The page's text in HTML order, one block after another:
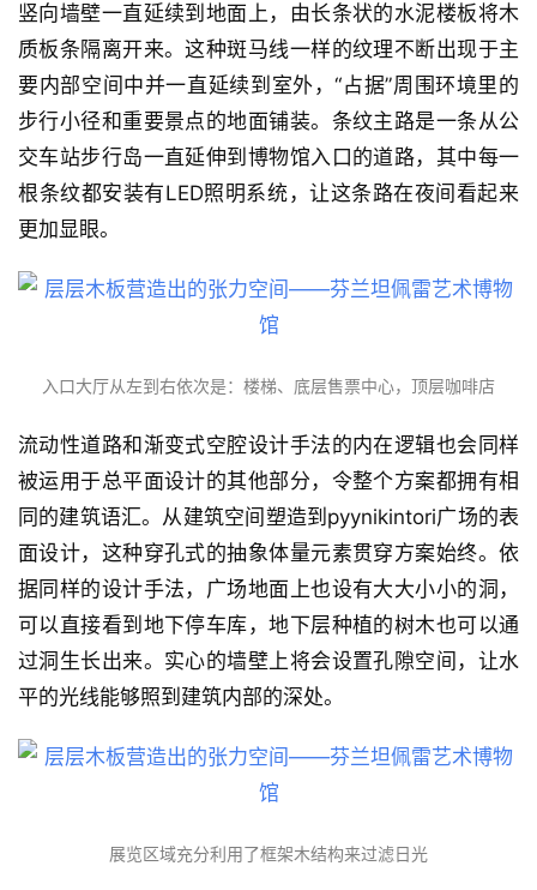
城
市
与
景
观
筑
极
速
工
作
流
登录 注册
竖向墙壁一直延续到地面上，由长条状的水泥楼板将木
质板条隔离开来。这种斑马线一样的纹理不断出现于主
要内部空间中并一直延续到室外，“占据”周围环境里的
步行小径和重要景点的地面铺装。条纹主路是一条从公
交车站步行岛一直延伸到博物馆入口的道路，其中每一
根条纹都安装有LED照明系统，让这条路在夜间看起来
更加显眼。
入口大厅从左到右依次是：楼梯、底层售票中心，顶层咖啡店
流动性道路和渐变式空腔设计手法的内在逻辑也会同样
被运用于总平面设计的其他部分，令整个方案都拥有相
同的建筑语汇。从建筑空间塑造到pyynikintori广场的表
面设计，这种穿孔式的抽象体量元素贯穿方案始终。依
据同样的设计手法，广场地面上也设有大大小小的洞，
可以直接看到地下停车库，地下层种植的树木也可以通
过洞生长出来。实心的墙壁上将会设置孔隙空间，让水
平的光线能够照到建筑内部的深处。
展览区域充分利用了框架木结构来过滤日光